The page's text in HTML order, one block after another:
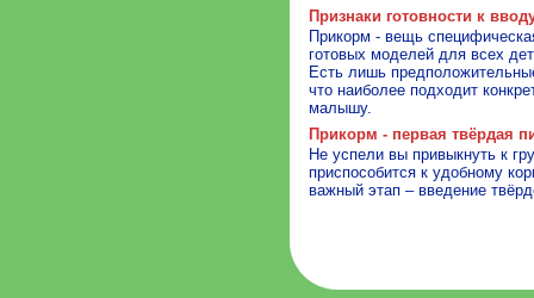
Признаки готовности к
Прикорм - вещь
готовых моделей для всех
Есть лишь
что наиболее подходит
малышу.
Прикорм - первая твёрдая
Не успели вы привыкнуть к
приспособится к удобному
важный этап – введение